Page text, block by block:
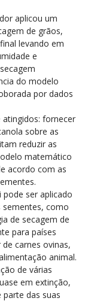
aplicou um
de grãos,
levando em
e
do modelo
por dados
fornecer
sobre as
reduzir as
matemático
acordo com as
ser aplicado
sementes, como
de secagem de
para países
carnes ovinas,
animal.
de várias
em extinção,
das suas